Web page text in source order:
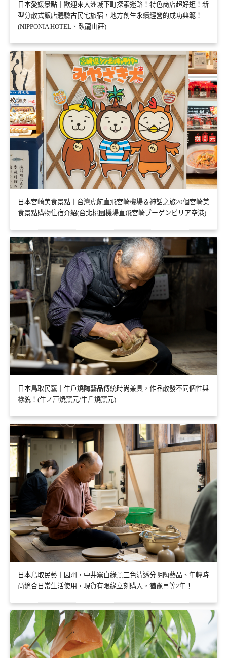
日本愛媛景點｜歡迎來大洲城下町探索迷路！特色商店超好逛！新
型分散式飯店體驗古民宅旅宿，地方創生永續經營的成功典範！
(NIPPONIA HOTEL、臥龍山莊)
日本宮崎美食景點｜台灣虎航直飛宮崎機場＆神話之旅20個宮崎美
食景點購物住宿介紹(台北桃園機場直飛宮崎ブーゲンビリア空港)
日本鳥取民藝｜牛戶燒陶藝品傳統時尚兼具，作品散發不同個性與
樣貌！(牛ノ戸焼窯元/牛戶燒窯元)
日本鳥取民藝｜因州・中井窯白綠黑三色清透分明陶藝品、年輕時
尚適合日常生活使用，現貨有眼緣立刻購入，猶豫再等2年！